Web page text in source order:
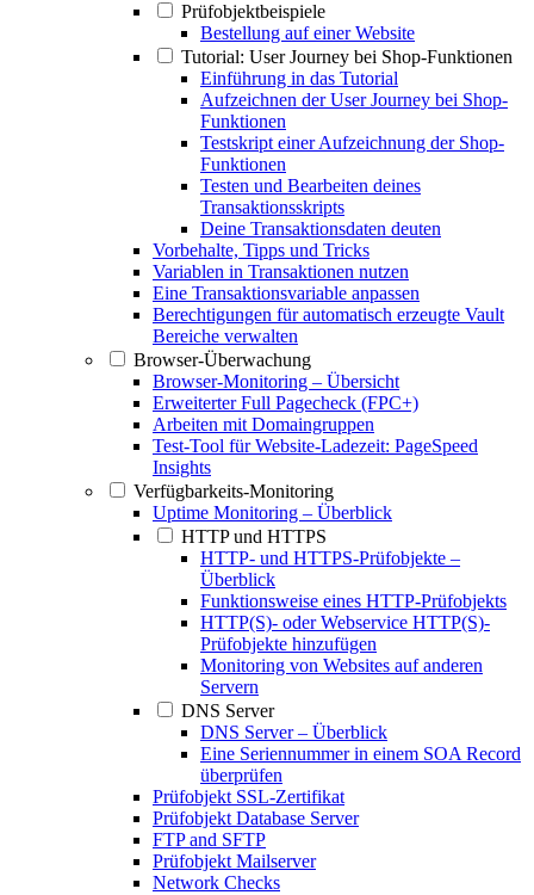
Prüfobjektbeispiele
Bestellung auf einer Website
Tutorial: User Journey bei Shop-Funktionen
Einführung in das Tutorial
Aufzeichnen der User Journey bei Shop-
Funktionen
Testskript einer Aufzeichnung der Shop-
Funktionen
Testen und Bearbeiten deines
Transaktionsskripts
Deine Transaktionsdaten deuten
Vorbehalte, Tipps und Tricks
Variablen in Transaktionen nutzen
Eine Transaktionsvariable anpassen
Berechtigungen für automatisch erzeugte Vault
Bereiche verwalten
Browser-Überwachung
Browser-Monitoring – Übersicht
Erweiterter Full Pagecheck (FPC+)
Arbeiten mit Domaingruppen
Test-Tool für Website-Ladezeit: PageSpeed
Insights
Verfügbarkeits-Monitoring
Uptime Monitoring – Überblick
HTTP und HTTPS
HTTP- und HTTPS-Prüfobjekte –
Überblick
Funktionsweise eines HTTP-Prüfobjekts
HTTP(S)- oder Webservice HTTP(S)-
Prüfobjekte hinzufügen
Monitoring von Websites auf anderen
Servern
DNS Server
DNS Server – Überblick
Eine Seriennummer in einem SOA Record
überprüfen
Prüfobjekt SSL-Zertifikat
Prüfobjekt Database Server
FTP and SFTP
Prüfobjekt Mailserver
Network Checks